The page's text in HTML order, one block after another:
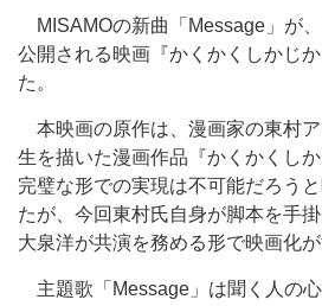
MISAMOの新曲「Message」が
公開される映画『かくかくしかじ
た。
本映画の原作は、漫画家の東村
生を描いた漫画作品『かくかくし
完璧な形での実現は不可能だろう
たが、今回東村氏自身が脚本を手
大泉洋が共演を務める形で映画化が
主題歌「Message」は聞く人の